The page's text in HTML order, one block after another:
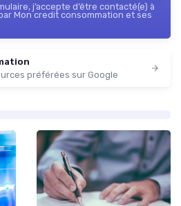
j’accepte d’être contacté(e) à
Mon credit consommation et ses
préférées sur Google